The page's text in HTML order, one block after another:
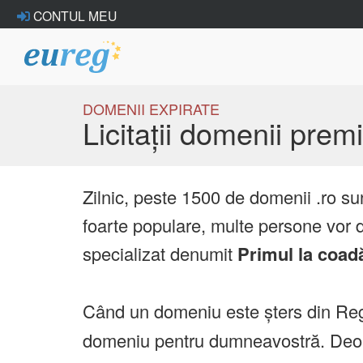
CONTUL MEU
DOMENII EXPIRATE
Licitații domenii
Zilnic, peste 1500 de domenii .ro
foarte populare, multe persone vor
specializat denumit Primul la
Când un domeniu este șters din
domeniu pentru dumneavostră.